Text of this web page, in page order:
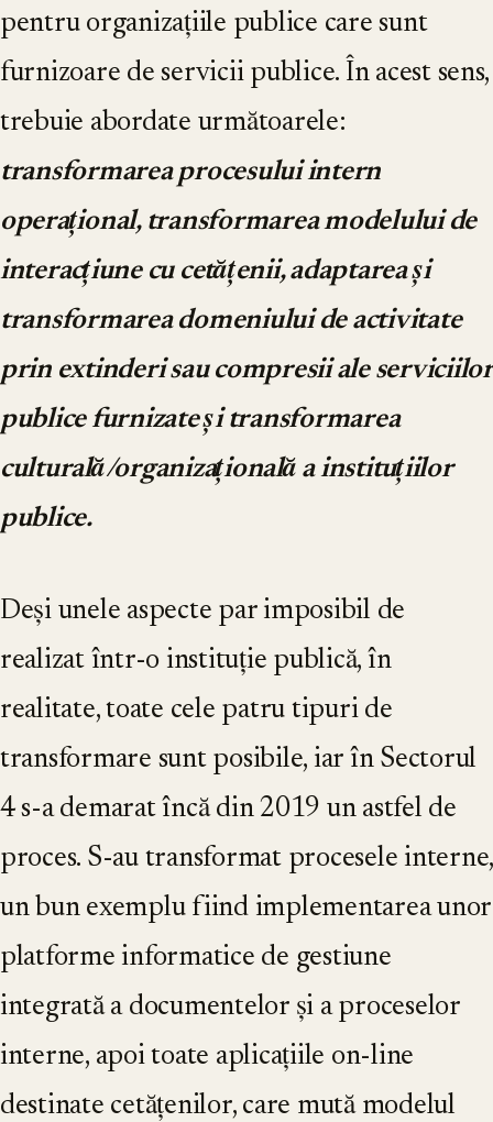
pentru organizațiile publice care sunt
furnizoare de servicii publice. În acest sens,
trebuie abordate următoarele:
transformarea procesului intern
operațional, transformarea modelului de
interacțiune cu cetățenii, adaptarea și
transformarea domeniului de activitate
prin extinderi sau compresii ale serviciilor
publice furnizate și transformarea
culturală/organizațională a instituțiilor
publice.
Deși unele aspecte par imposibil de
realizat într-o instituție publică, în
realitate, toate cele patru tipuri de
transformare sunt posibile, iar în Sectorul
4 s-a demarat încă din 2019 un astfel de
proces. S-au transformat procesele interne,
un bun exemplu fiind implementarea unor
platforme informatice de gestiune
integrată a documentelor și a proceselor
interne, apoi toate aplicațiile on-line
destinate cetățenilor, care mută modelul